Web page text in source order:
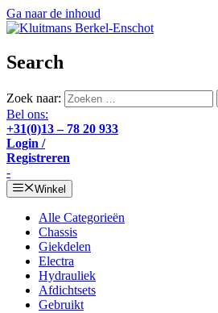
Ga naar de inhoud
Search
Zoek naar:
Bel ons:
+31(0)13 – 78 20 933
Login /
Registreren
-
Winkel
Alle Categorieën
Chassis
Giekdelen
Electra
Hydrauliek
Afdichtsets
Gebruikt